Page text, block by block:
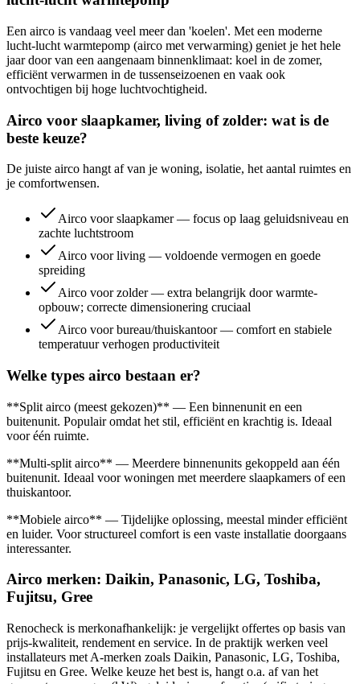
Een airco is vandaag veel meer dan 'koelen'. Met een moderne
lucht-lucht warmtepomp (airco met verwarming) geniet je het hele
jaar door van een aangenaam binnenklimaat: koel in de zomer,
efficiënt verwarmen in de tussenseizoenen en vaak ook
ontvochtigen bij hoge luchtvochtigheid.
Airco voor slaapkamer, living of zolder: wat is de
beste keuze?
De juiste airco hangt af van je woning, isolatie, het aantal ruimtes en
je comfortwensen.
Airco voor slaapkamer — focus op laag geluidsniveau en
zachte luchtstroom
Airco voor living — voldoende vermogen en goede
spreiding
Airco voor zolder — extra belangrijk door warmte-
opbouw; correcte dimensionering cruciaal
Airco voor bureau/thuiskantoor — comfort en stabiele
temperatuur verhogen productiviteit
Welke types airco bestaan er?
**Split airco (meest gekozen)** — Een binnenunit en een
buitenunit. Populair omdat het stil, efficiënt en krachtig is. Ideaal
voor één ruimte.
**Multi-split airco** — Meerdere binnenunits gekoppeld aan één
buitenunit. Ideaal voor woningen met meerdere slaapkamers of een
thuiskantoor.
**Mobiele airco** — Tijdelijke oplossing, meestal minder efficiënt
en luider. Voor structureel comfort is een vaste installatie doorgaans
interessanter.
Airco merken: Daikin, Panasonic, LG, Toshiba,
Fujitsu, Gree
Renocheck is merkonafhankelijk: je vergelijkt offertes op basis van
prijs-kwaliteit, rendement en service. In de praktijk werken veel
installateurs met A-merken zoals Daikin, Panasonic, LG, Toshiba,
Fujitsu en Gree. Welke keuze het best is, hangt o.a. af van het